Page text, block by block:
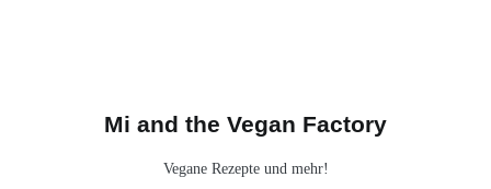
Mi and the Vegan Factory
Vegane Rezepte und mehr!